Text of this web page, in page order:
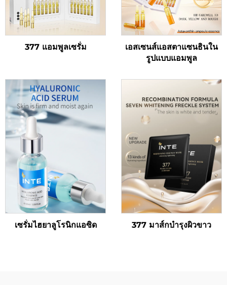
377 แอมพูลเซรั่ม
เอสเซนส์แอสตาแซนธินใน
รูปแบบแอมพูล
เซรั่มไฮยาลูโรนิกแอซิด 377 มาส์กบำรุงผิวขาว